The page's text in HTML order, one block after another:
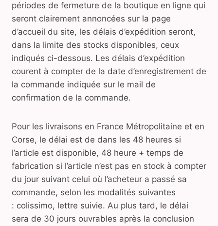
périodes de fermeture de la boutique en ligne qui
seront clairement annoncées sur la page
d’accueil du site, les délais d’expédition seront,
dans la limite des stocks disponibles, ceux
indiqués ci-dessous. Les délais d’expédition
courent à compter de la date d’enregistrement de
la commande indiquée sur le mail de
confirmation de la commande.
Pour les livraisons en France Métropolitaine et en
Corse, le délai est de dans les 48 heures si
l’article est disponible, 48 heure + temps de
fabrication si l’article n’est pas en stock à compter
du jour suivant celui où l’acheteur a passé sa
commande, selon les modalités suivantes
: colissimo, lettre suivie. Au plus tard, le délai
sera de 30 jours ouvrables après la conclusion